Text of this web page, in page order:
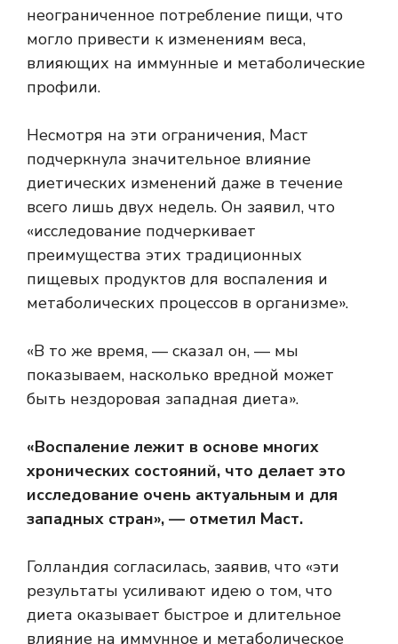
неограниченное потребление пищи, что
могло привести к изменениям веса,
влияющих на иммунные и метаболические
профили.
Несмотря на эти ограничения, Маст
подчеркнула значительное влияние
диетических изменений даже в течение
всего лишь двух недель. Он заявил, что
«исследование подчеркивает
преимущества этих традиционных
пищевых продуктов для воспаления и
метаболических процессов в организме».
«В то же время, — сказал он, — мы
показываем, насколько вредной может
быть нездоровая западная диета».
«Воспаление лежит в основе многих
хронических состояний, что делает это
исследование очень актуальным и для
западных стран», — отметил Маст.
Голландия согласилась, заявив, что «эти
результаты усиливают идею о том, что
диета оказывает быстрое и длительное
влияние на иммунное и метаболическое